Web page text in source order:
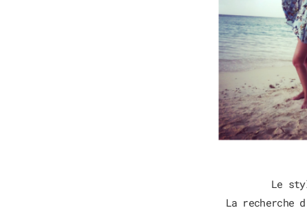
Le
La recherche